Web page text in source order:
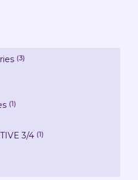
(3)
(1)
3/4 (1)